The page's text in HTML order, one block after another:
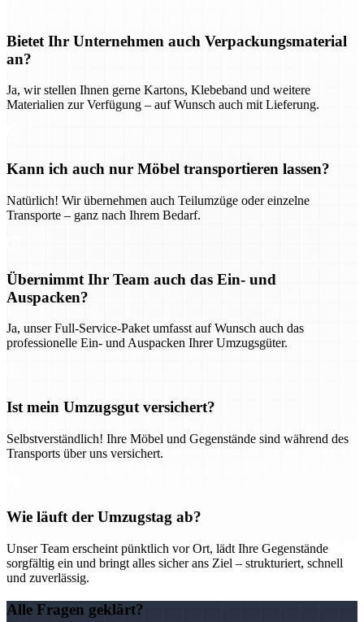
Bietet Ihr Unternehmen auch Verpackungsmaterial
an?
Ja, wir stellen Ihnen gerne Kartons, Klebeband und weitere
Materialien zur Verfügung – auf Wunsch auch mit Lieferung.
Kann ich auch nur Möbel transportieren lassen?
Natürlich! Wir übernehmen auch Teilumzüge oder einzelne
Transporte – ganz nach Ihrem Bedarf.
Übernimmt Ihr Team auch das Ein- und
Auspacken?
Ja, unser Full-Service-Paket umfasst auf Wunsch auch das
professionelle Ein- und Auspacken Ihrer Umzugsgüter.
Ist mein Umzugsgut versichert?
Selbstverständlich! Ihre Möbel und Gegenstände sind während des
Transports über uns versichert.
Wie läuft der Umzugstag ab?
Unser Team erscheint pünktlich vor Ort, lädt Ihre Gegenstände
sorgfältig ein und bringt alles sicher ans Ziel – strukturiert, schnell
und zuverlässig.
Alle Fragen geklärt?